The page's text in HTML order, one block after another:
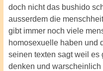
doch nicht das bushido
ausserdem die
gibt immer noch viele
homosexuelle haben und
seinen texten sagt weil es
denken und